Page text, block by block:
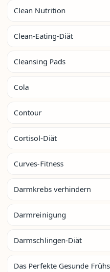
Clean Nutrition
Clean-Eating-Diät
Cleansing Pads
Cola
Contour
Cortisol-Diät
Curves-Fitness
Darmkrebs verhindern
Darmreinigung
Darmschlingen-Diät
Das Perfekte Gesunde